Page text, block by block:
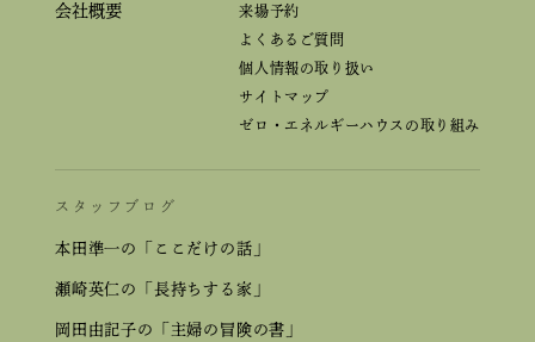
会社概要
来場予約
よくあるご質問
個人情報の取り扱い
サイトマップ
ゼロ・エネルギーハウスの取り組み
スタッフブログ
本田準一の「ここだけの話」
瀬崎英仁の「長持ちする家」
岡田由記子の「主婦の冒険の書」